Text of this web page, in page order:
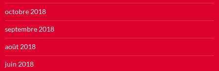
octobre 2018
septembre 2018
août 2018
juin 2018